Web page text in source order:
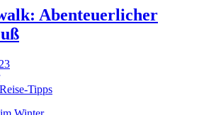
Abenteuerlicher
Tipps